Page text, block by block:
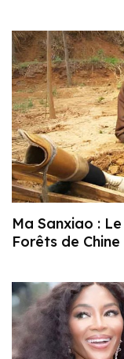
Ma Sanxiao :
Forêts de Chine